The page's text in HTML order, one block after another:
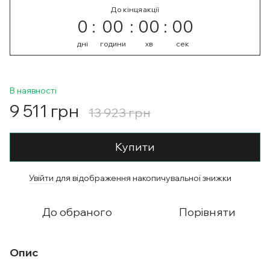
До кінця акції
0
дні
00
години
00
хв
00
сек
В наявності
9 511 грн 13 923 грн
Купити
Увійти для відображення накопичувальної знижки
До обраного Порівняти
Опис